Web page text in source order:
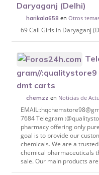
Daryaganj (Delhi)
harikala658 enOtros
69 Call Girls in Daryaganj
gram//:qualitystore9
dmt carts
chemzz en Noticias de
7684 Telegram
pharmacy offering only
goal is to provide our
chemicals. We are a
chemical pharmaceuticals
sale. Our main products